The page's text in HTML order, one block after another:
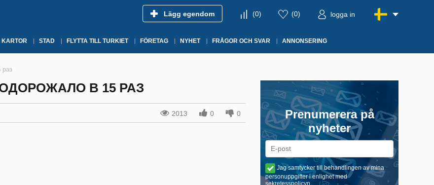
Lägg egendom (0) (0) logga in
KARTOR STAD FLYTTA TILL TURKIET FÖRETAG NYHET FRÅGOR OCH SVAR ANNONSERING
раз
В 15 РАЗ
2013 0 0
Prenumerera på
nyheter
Jag samtycker till behandlingen av mina
personuppgifter i enlighet med
sekretesspolicyn.